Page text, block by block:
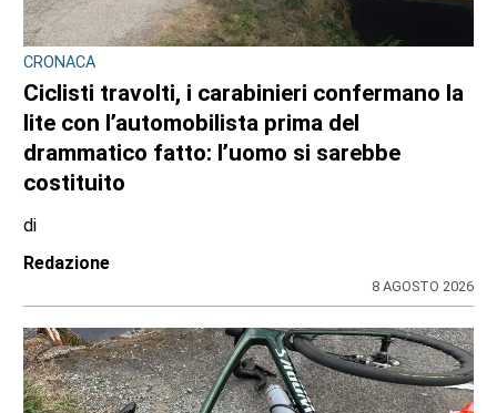
TURISTI IN CARROZZA
Il 9 e il 23 agosto torna il treno storico
Torino-Ceres
di
Gloria Rossatto